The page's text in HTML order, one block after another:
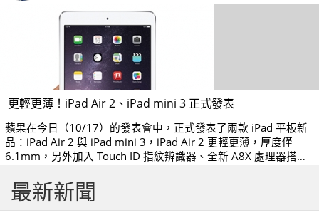
更輕更薄！iPad Air 2、iPad mini 3 正式發表
蘋果在今日（10/17）的發表會中，正式發表了兩款 iPad 平板新
品：iPad Air 2 與 iPad mini 3，iPad Air 2 更輕更薄，厚度僅
6.1mm，另外加入 Touch ID 指紋辨識器、全新 A8X 處理器搭配
mini 3 僅是小改，兩機將於下週在 29 個市場推出。
最新新聞